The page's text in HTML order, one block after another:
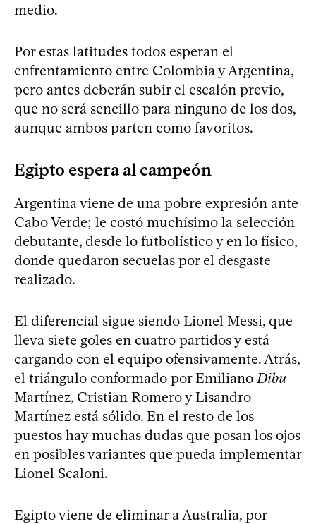
medio.
Por estas latitudes todos esperan el
enfrentamiento entre Colombia y Argentina,
pero antes deberán subir el escalón previo,
que no será sencillo para ninguno de los dos,
aunque ambos parten como favoritos.
Egipto espera al campeón
Argentina viene de una pobre expresión ante
Cabo Verde; le costó muchísimo la selección
debutante, desde lo futbolístico y en lo físico,
donde quedaron secuelas por el desgaste
realizado.
El diferencial sigue siendo Lionel Messi, que
lleva siete goles en cuatro partidos y está
cargando con el equipo ofensivamente. Atrás,
el triángulo conformado por Emiliano Dibu
Martínez, Cristian Romero y Lisandro
Martínez está sólido. En el resto de los
puestos hay muchas dudas que posan los ojos
en posibles variantes que pueda implementar
Lionel Scaloni.
Egipto viene de eliminar a Australia, por